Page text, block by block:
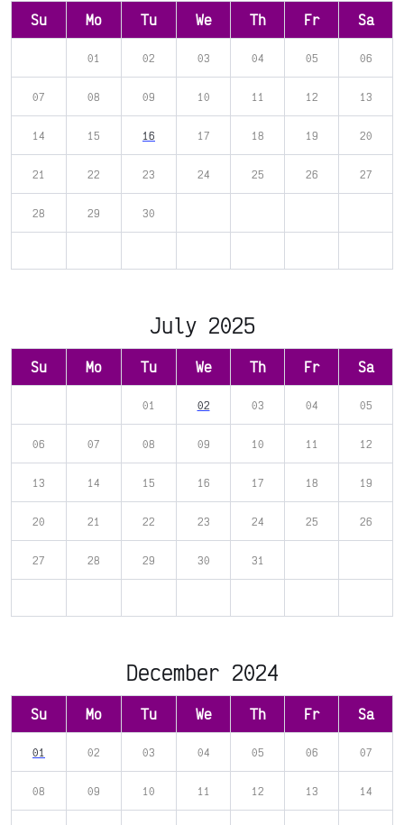
Su Mo Tu We Th Fr Sa
01 02 03 04 05 06
07 08 09 10 11 12 13
14 15 16 17 18 19 20
21 22 23 24 25 26 27
28 29 30
July 2025
Su Mo Tu We Th Fr Sa
01 02 03 04 05
06 07 08 09 10 11 12
13 14 15 16 17 18 19
20 21 22 23 24 25 26
27 28 29 30 31
December 2024
Su Mo Tu We Th Fr Sa
01 02 03 04 05 06 07
08 09 10 11 12 13 14